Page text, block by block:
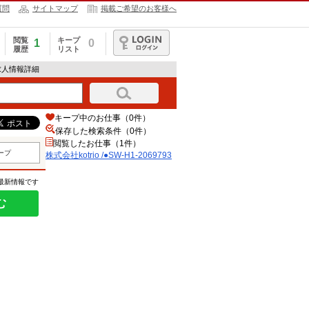
問 サイトマップ 掲載ご希望のお客様へ
閲覧
履歴
1
キープ
リスト
0
ログイン
情報詳細
プ
新情報です
キープ中のお仕事（0件）
保存した検索条件（0件）
閲覧したお仕事（1件）
株式会社kotrio /●SW-H1-2069793